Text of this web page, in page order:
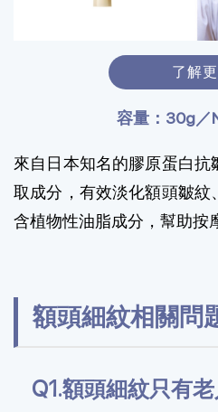
了解
容量：30g
來自日本知名的膠原蛋白
取成分，有效淡化額頭皺紋
含植物性油脂成分，幫助按
額頭細紋相關問
Q1.額頭細紋只有